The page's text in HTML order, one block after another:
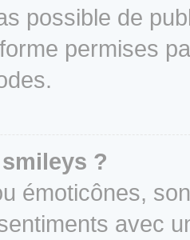
possible de
permises
?
émoticônes,
avec